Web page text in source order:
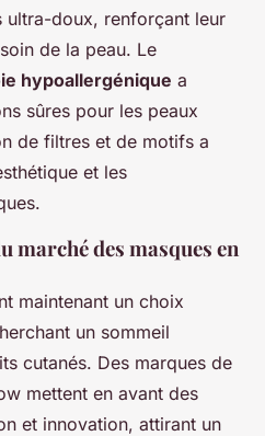
ultra-doux, renforçant leur
de la peau. Le
hypoallergénique a
sûres pour les peaux
de filtres et de motifs a
et les
marché des masques en
maintenant un choix
un sommeil
cutanés. Des marques de
mettent en avant des
et innovation, attirant un